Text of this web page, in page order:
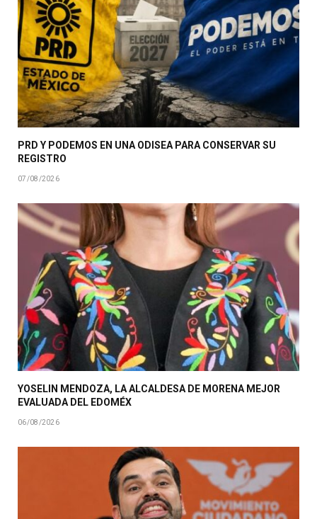
PRD Y PODEMOS EN UNA ODISEA PARA CONSERVAR SU
REGISTRO
07/08/2026
YOSELIN MENDOZA, LA ALCALDESA DE MORENA MEJOR
EVALUADA DEL EDOMÉX
06/08/2026